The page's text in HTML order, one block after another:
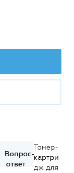
Вопрос-
ответ
Тонер-
картри
дж для